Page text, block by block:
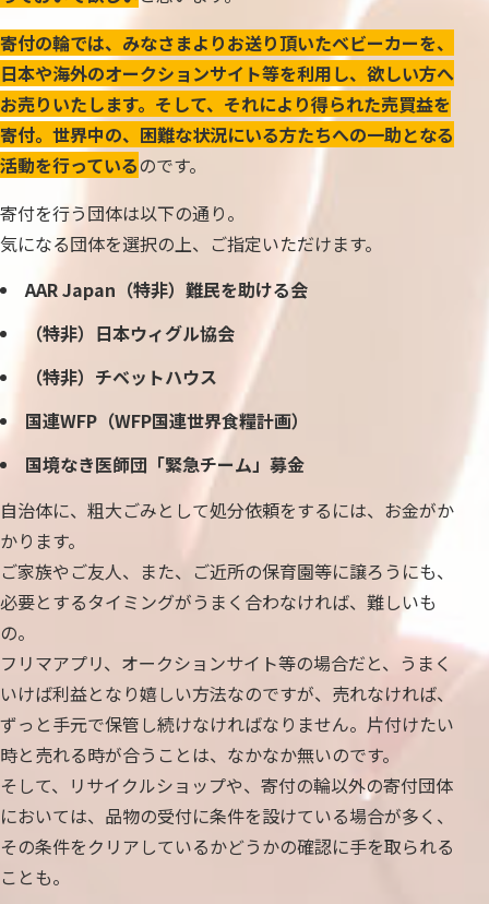
寄付の輪では、みなさまよりお送り頂いたベビーカーを、
日本や海外のオークションサイト等を利用し、欲しい方へ
お売りいたします。そして、それにより得られた売買益を
寄付。世界中の、困難な状況にいる方たちへの一助となる
活動を行っているのです。
寄付を行う団体は以下の通り。
気になる団体を選択の上、ご指定いただけます。
AAR Japan（特非）難民を助ける会
（特非）日本ウィグル協会
（特非）チベットハウス
国連WFP（WFP国連世界食糧計画）
国境なき医師団「緊急チーム」募金
自治体に、粗大ごみとして処分依頼をするには、お金がか
かります。
ご家族やご友人、また、ご近所の保育園等に譲ろうにも、
必要とするタイミングがうまく合わなければ、難しいも
の。
フリマアプリ、オークションサイト等の場合だと、うまく
いけば利益となり嬉しい方法なのですが、売れなければ、
ずっと手元で保管し続けなければなりません。片付けたい
時と売れる時が合うことは、なかなか無いのです。
そして、リサイクルショップや、寄付の輪以外の寄付団体
においては、品物の受付に条件を設けている場合が多く、
その条件をクリアしているかどうかの確認に手を取られる
ことも。